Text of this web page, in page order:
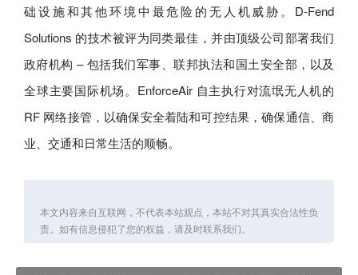
础设施和其他环境中最危险的无人机威胁。D-Fend
Solutions 的技术被评为同类最佳，并由顶级公司部署我们
政府机构 – 包括我们军事、联邦执法和国土安全部，以及
全球主要国际机场。EnforceAir 自主执行对流氓无人机的
RF 网络接管，以确保安全着陆和可控结果，确保通信、商
业、交通和日常生活的顺畅。
本文内容来自互联网，不代表本站观点，本站不对其真实合法性负
责。如有信息侵犯了您的权益，请及时联系我们。